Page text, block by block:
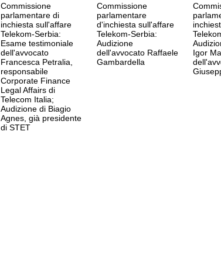
Luigi Bobbio (AN)
0:45 Durata: 8 min
Carlo Taormina (FI)
0:54 Durata: 4 min
Commissione
parlamentare di
inchiesta sull'affare
Telekom-Serbia:
Esame testimoniale
dell'avvocato
Francesca Petralia,
responsabile
Corporate Finance
Legal Affairs di
Telecom Italia;
Audizione di Biagio
Agnes, già presidente
di STET
Commissione
parlamentare
d'inchiesta sull'affare
Telekom-Serbia:
Audizione
dell'avvocato Raffaele
Gambardella
Igor